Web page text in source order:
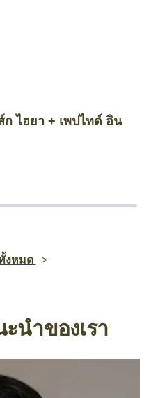
ไฮยา + เพปไทด์ อิน
งหมด
นำของเรา